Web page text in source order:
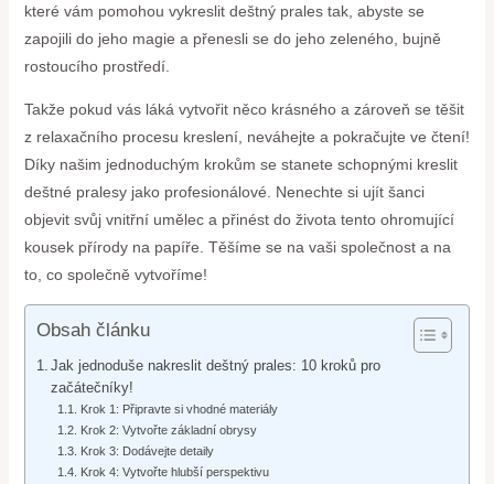
které vám pomohou vykreslit deštný prales tak, abyste se
zapojili do jeho magie a přenesli se do jeho zeleného, bujně
rostoucího prostředí.
Takže pokud vás láká vytvořit něco krásného a zároveň se těšit
z relaxačního procesu kreslení, neváhejte a pokračujte ve čtení!
Díky našim jednoduchým krokům se stanete schopnými kreslit
deštné pralesy jako profesionálové. Nenechte si ujít šanci
objevit svůj vnitřní umělec a přinést do života tento ohromující
kousek přírody na papíře. Těšíme se na vaši společnost a na
to, co společně vytvoříme!
Obsah článku
Jak jednoduše nakreslit deštný prales: 10 kroků pro
začátečníky!
Krok 1: Připravte si vhodné materiály
Krok 2: Vytvořte základní obrysy
Krok 3: Dodávejte detaily
Krok 4: Vytvořte hlubší perspektivu